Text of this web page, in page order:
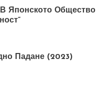
Японското
Падане (2023)